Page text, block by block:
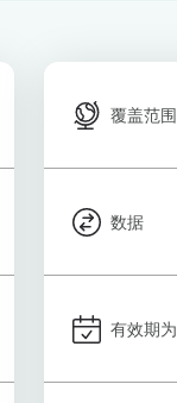
覆盖范围
数据
有效期为